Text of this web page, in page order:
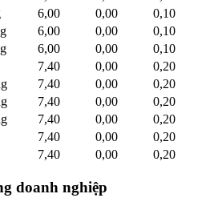
6,00 0,00
0,10
6,00 0,00
0,10
6,00 0,00
0,10
7,40 0,00
0,20
7,40 0,00
0,20
7,40 0,00
0,20
7,40 0,00
0,20
7,40 0,00
0,20
7,40 0,00 0,20
doanh nghiệp